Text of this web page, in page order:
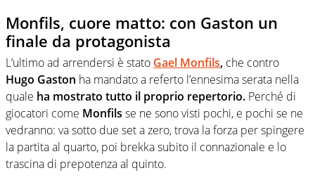
Monfils, cuore matto: con Gaston un
finale da protagonista
L’ultimo ad arrendersi è stato Gael Monfils, che contro
Hugo Gaston ha mandato a referto l’ennesima serata nella
quale ha mostrato tutto il proprio repertorio. Perché di
giocatori come Monfils se ne sono visti pochi, e pochi se ne
vedranno: va sotto due set a zero, trova la forza per spingere
la partita al quarto, poi brekka subito il connazionale e lo
trascina di prepotenza al quinto.